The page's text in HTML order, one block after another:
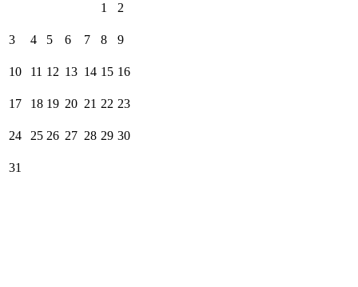
1
2
3 4 5 6 7 8 9
10 11 12 13 14 15 16
17 18 19 20 21 22 23
24 25 26 27 28 29 30
31